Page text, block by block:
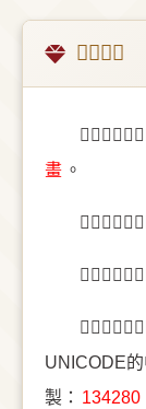
𠲈字概述
〔𠲈〕字拚
畫 。
〔𠲈〕字結
〔𠲈〕字五
〔𠲈〕字
UNICODE
製： 134280